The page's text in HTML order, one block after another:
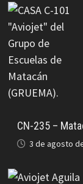
CN-235 –
3 de agosto